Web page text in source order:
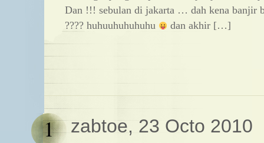
Dan !!! sebulan di jakarta … dah kena banjir
???? huhuuhuhuhuhu
dan akhir […]
zabtoe, 23 Octo 2010
1